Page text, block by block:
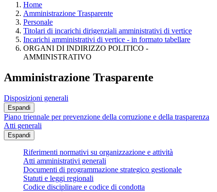
Home
Amministrazione Trasparente
Personale
Titolari di incarichi dirigenziali amministrativi di vertice
Incarichi amministrativi di vertice - in formato tabellare
ORGANI DI INDIRIZZO POLITICO -
AMMINISTRATIVO
Amministrazione Trasparente
Disposizioni generali
Espandi
Piano triennale per prevenzione della corruzione e della trasparenza
Atti generali
Espandi
Riferimenti normativi su organizzazione e attività
Atti amministrativi generali
Documenti di programmazione strategico gestionale
Statuti e leggi regionali
Codice disciplinare e codice di condotta